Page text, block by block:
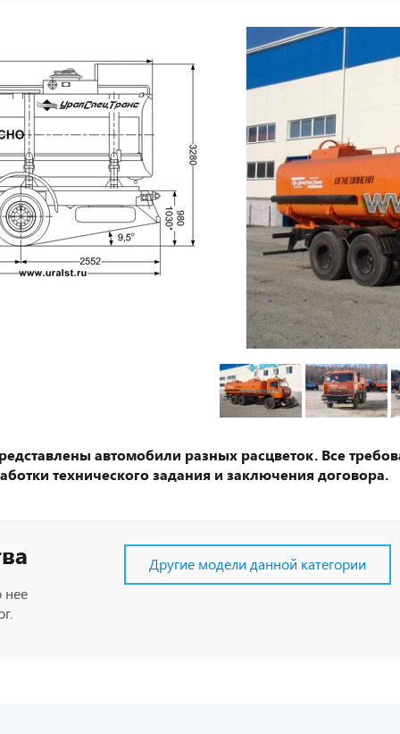
автомобили разных расцветок. Все
технического задания и заключения договора.
нее
Другие модели данной категории